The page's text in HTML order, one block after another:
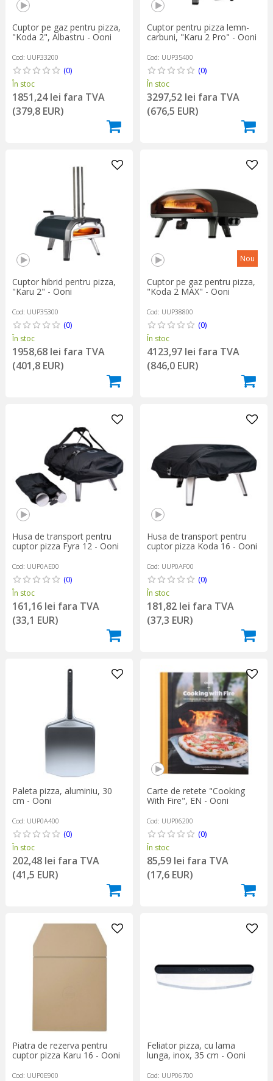
Cuptor pe gaz pentru pizza,
"Koda 2", Albastru - Ooni
Cod: UUP33200
(0)
În stoc
1851,24 lei fara TVA
(379,8 EUR)
Cuptor pentru pizza lemn-
carbuni, "Karu 2 Pro" - Ooni
Cod: UUP35400
(0)
În stoc
3297,52 lei fara TVA
(676,5 EUR)
Cuptor hibrid pentru pizza,
"Karu 2" - Ooni
Cod: UUP35300
(0)
În stoc
1958,68 lei fara TVA
(401,8 EUR)
Nou
Cuptor pe gaz pentru pizza,
"Koda 2 MAX" - Ooni
Cod: UUP38800
(0)
În stoc
4123,97 lei fara TVA
(846,0 EUR)
Husa de transport pentru
cuptor pizza Fyra 12 - Ooni
Cod: UUP0AE00
(0)
În stoc
161,16 lei fara TVA
(33,1 EUR)
Husa de transport pentru
cuptor pizza Koda 16 - Ooni
Cod: UUP0AF00
(0)
În stoc
181,82 lei fara TVA
(37,3 EUR)
Paleta pizza, aluminiu, 30
cm - Ooni
Cod: UUP0A400
(0)
În stoc
202,48 lei fara TVA
(41,5 EUR)
Carte de retete "Cooking
With Fire", EN - Ooni
Cod: UUP06200
(0)
În stoc
85,59 lei fara TVA
(17,6 EUR)
Piatra de rezerva pentru
cuptor pizza Karu 16 - Ooni
Cod: UUP0E900
Feliator pizza, cu lama
lunga, inox, 35 cm - Ooni
Cod: UUP06700